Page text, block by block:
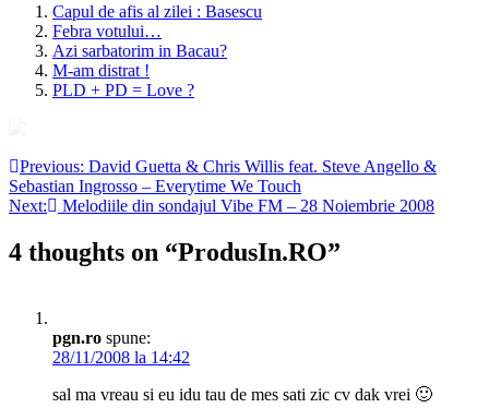
Capul de afis al zilei : Basescu
Febra votului…
Azi sarbatorim in Bacau?
M-am distrat !
PLD + PD = Love ?
Navigare
în
Previous: David Guetta & Chris Willis feat. Steve Angello &
Sebastian Ingrosso – Everytime We Touch
Next:
Melodiile din sondajul Vibe FM – 28 Noiembrie 2008
4 thoughts on “ProdusIn.RO”
pgn.ro spune:
28/11/2008 la 14:42
sal ma vreau si eu idu tau de mes sati zic cv dak vrei 🙂